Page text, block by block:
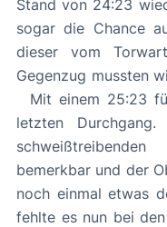
Stand von 24:23
sogar die Chance
dieser vom
Gegenzug mussten
letzten
bemerkbar und der
noch einmal etwas
fehlte es nun bei